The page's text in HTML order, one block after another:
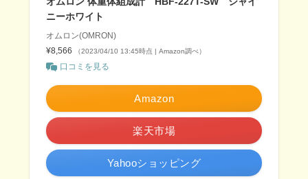
ニーホワイト
オムロン(OMRON)
¥8,566
（2023/04/10 13:45時点 | Amazon調べ）
口コミを見る
Amazon
楽天市場
Yahooショッピング